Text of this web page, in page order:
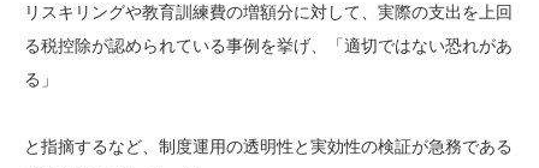
リスキリングや教育訓練費の増額分に対して、実際の支出を上回
る税控除が認められている事例を挙げ、「適切ではない恐れがあ
る」
と指摘するなど、制度運用の透明性と実効性の検証が急務である